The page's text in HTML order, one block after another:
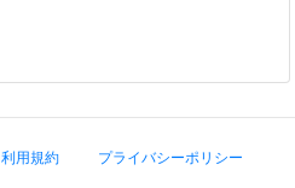
利用規約 プライバシーポリシー